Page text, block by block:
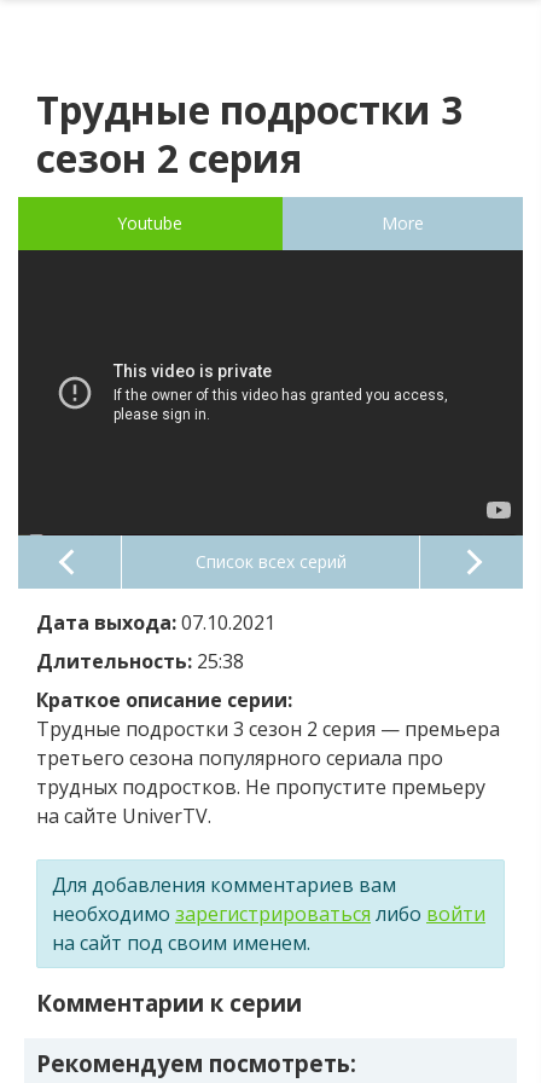
Трудные подростки 3
сезон 2 серия
Youtube More
Список всех серий
Дата выхода:07.10.2021
Длительность: 25:38
Краткое описание серии:
Трудные подростки 3 сезон 2 серия — премьера
третьего сезона популярного сериала про
трудных подростков. Не пропустите премьеру
на сайте UniverTV.
Для добавления комментариев вам
необходимо зарегистрироваться либо войти
на сайт под своим именем.
Комментарии к серии
Рекомендуем посмотреть: